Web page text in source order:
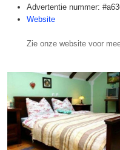
Advertentie nummer:
Website
Zie onze website voor